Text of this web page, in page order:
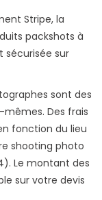
Stripe, la
packshots à
sur
sont des
Des frais
fonction du lieu
shooting photo
Le montant des
sur votre devis